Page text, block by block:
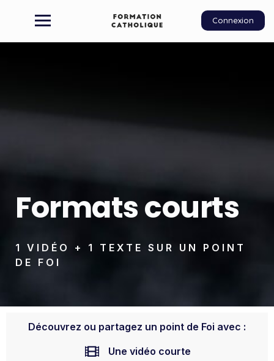
Connexion
Formats courts
1 VIDÉO + 1 TEXTE SUR UN POINT
DE FOI
Découvrez ou partagez un point de Foi avec :
Une vidéo courte